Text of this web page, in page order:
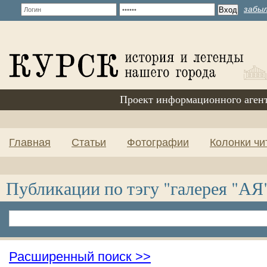
Проект информационного
Главная Статьи Фотографии Колонки
Публикации по тэгу "галерея
Расширенный поиск >>